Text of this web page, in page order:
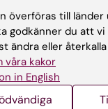
MICROBE.
cross-
T; Mily A; Wu
Llewellyn-Lacey
överföras till länder
godkänner du att
ändra eller
våra kakor
in English